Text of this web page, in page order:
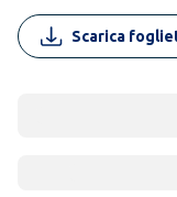
Scarica